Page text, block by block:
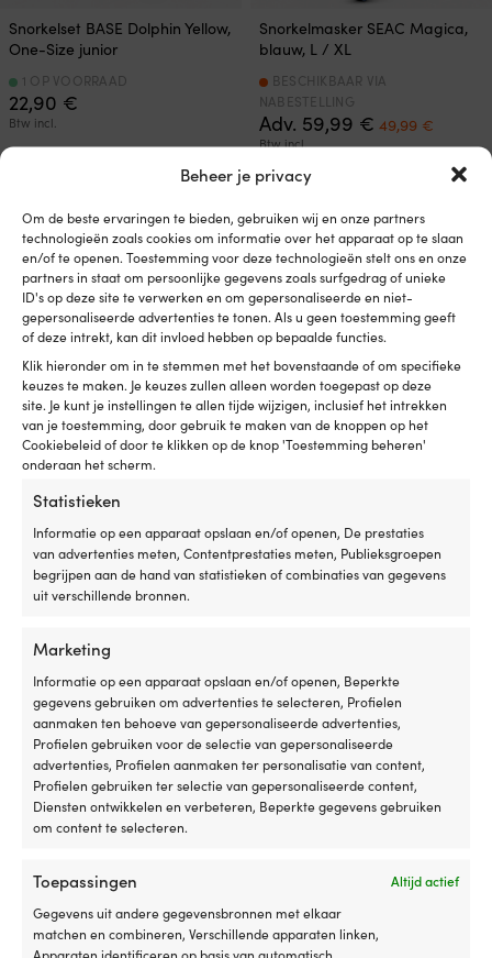
Beheer je privacy
Om de beste ervaringen te bieden, gebruiken wij en onze partners
technologieën zoals cookies om informatie over het apparaat op te slaan
en/of te openen. Toestemming voor deze technologieën stelt ons en onze
partners in staat om persoonlijke gegevens zoals surfgedrag of unieke
ID's op deze site te verwerken en om gepersonaliseerde en niet-
gepersonaliseerde advertenties te tonen. Als u geen toestemming geeft
of deze intrekt, kan dit invloed hebben op bepaalde functies.
Klik hieronder om in te stemmen met het bovenstaande of om specifieke
keuzes te maken. Je keuzes zullen alleen worden toegepast op deze
site. Je kunt je instellingen te allen tijde wijzigen, inclusief het intrekken
van je toestemming, door gebruik te maken van de knoppen op het
Cookiebeleid of door te klikken op de knop 'Toestemming beheren'
onderaan het scherm.
Statistieken
Informatie op een apparaat opslaan en/of openen, De prestaties
van advertenties meten, Contentprestaties meten, Publieksgroepen
begrijpen aan de hand van statistieken of combinaties van gegevens
uit verschillende bronnen.
Marketing
Informatie op een apparaat opslaan en/of openen, Beperkte
gegevens gebruiken om advertenties te selecteren, Profielen
aanmaken ten behoeve van gepersonaliseerde advertenties,
Profielen gebruiken voor de selectie van gepersonaliseerde
advertenties, Profielen aanmaken ter personalisatie van content,
Profielen gebruiken ter selectie van gepersonaliseerde content,
Diensten ontwikkelen en verbeteren, Beperkte gegevens gebruiken
om content te selecteren.
Toepassingen
Altijd actief
Gegevens uit andere gegevensbronnen met elkaar
matchen en combineren, Verschillende apparaten linken,
Apparaten identificeren op basis van automatisch
Snorkelset BASE Dolphin Yellow,
One-Size junior
22,90 €
Btw incl.
1 OP VOORRAAD
Snorkelmasker SEAC Magica,
blauw, L / XL
Adv. 59,99 €
prijs
49,99 €
prijs
49,99
Btw incl.
BESCHIKBAAR VIA
NABESTELLING
Snorkelmasker SEAC Magica,
blauw, S / M
Adv.59,99€Oorspronkelijke
prijs
was:
59,99 €.
49,99€Huidige
prijs
is:
49,99 €.
Btw incl.
NABESTELLING
Snorkelmasker SEAC Magica,
blauw, XS / S (junior)
Adv.59,99€
prijs
was:
49,99€
prijs
is:
Btw incl.
33,94€
Btw incl.
BESCHIKBAAR VIA
26,58€
Btw incl.